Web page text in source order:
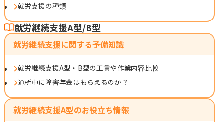
就労支援の種類
就労継続支援A型/B型
就労継続支援に関する予備知識
就労継続支援A型・B型の工賃や作業内容比較
通所中に障害年金はもらえるのか？
就労継続支援A型のお役立ち情報